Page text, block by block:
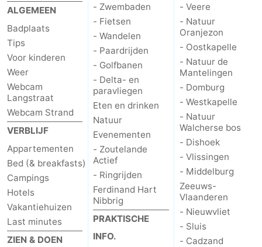
ALGEMEEN
Badplaats
Tips
Voor kinderen
Weer
Webcam
Langstraat
Webcam Strand
VERBLIJF
Appartementen
Bed (& breakfasts)
Campings
Hotels
Vakantiehuizen
Last minutes
ZIEN & DOEN
- Zwembaden
- Fietsen
- Wandelen
- Paardrijden
- Golfbanen
- Delta- en
paravliegen
Eten en drinken
Natuur
Evenementen
- Zoutelande
Actief
- Ringrijden
Ferdinand Hart
Nibbrig
PRAKTISCHE
INFO.
- Veere
- Natuur
Oranjezon
- Oostkapelle
- Natuur de
Mantelingen
- Domburg
- Westkapelle
- Natuur
Walcherse bos
- Dishoek
- Vlissingen
- Middelburg
Zeeuws-
Vlaanderen
- Nieuwvliet
- Sluis
- Cadzand